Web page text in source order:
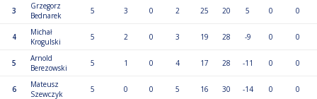
3
Grzegorz
Bednarek
5 3 0 2 25 20 5 0 0
4
Michał
Krogulski
5 2 0 3 19 28 -9 0 0
5
Arnold
Berezowski
5 1 0 4 17 28 -11 0 0
6
Mateusz
Szewczyk
5 0 0 5 16 30 -14 0 0